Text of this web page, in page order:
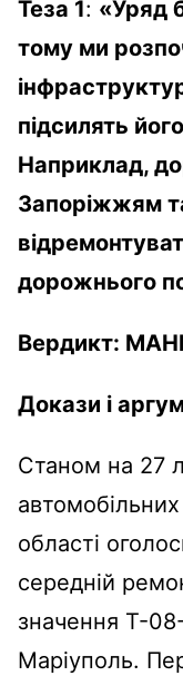
Теза 1: «Уряд
тому ми
підсилять
Наприклад,
Запоріжжям
дорожнього
Вердикт:
Докази і
Станом на 27
автомобільних
області
середній
значення Т-
Маріуполь.